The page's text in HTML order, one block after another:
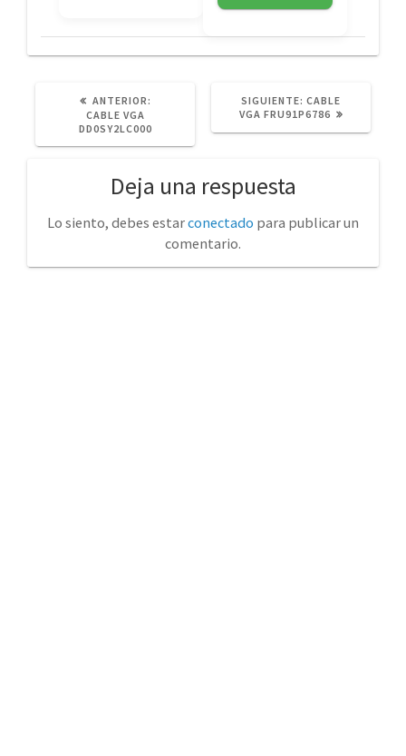
ANTERIOR:
CABLE VGA
DD0SY2LC000
SIGUIENTE: SIGUIENTE
POST:
CABLE
VGA FRU91P6786
Deja una respuesta
Lo siento, debes estarconectado para publicar un
comentario.